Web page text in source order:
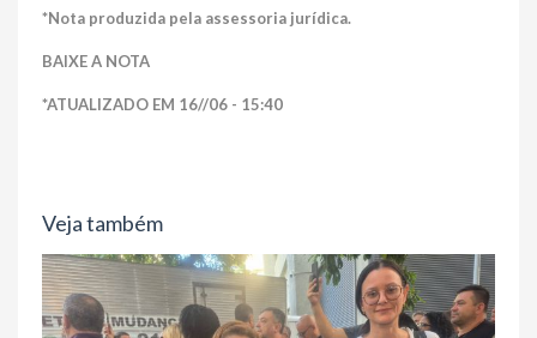
*Nota produzida pela assessoria jurídica.
BAIXE A NOTA
*ATUALIZADO EM 16//06 - 15:40
Veja também